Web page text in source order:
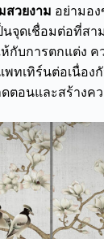
สวยงาม อย่ามอ
นจุดเชื่อมต่อที่ส
ห้กับการตกแต่ง ค
ทเทิร์นต่อเนื่อง
ตอนและสร้างค